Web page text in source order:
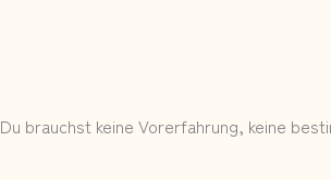
Du brauchst keine Vorerfahrung, keine